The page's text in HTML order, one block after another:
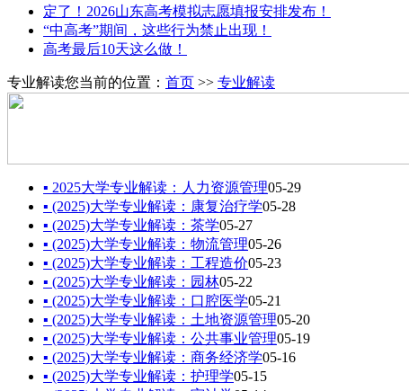
定了！2026山东高考模拟志愿填报安排发布！
“中高考”期间，这些行为禁止出现！
高考最后10天这么做！
专业解读您当前的位置： 首页 >> 专业解读
▪ 2025大学专业解读：人力资源管理05-29
▪ (2025)大学专业解读：康复治疗学05-28
▪ (2025)大学专业解读：茶学05-27
▪ (2025)大学专业解读：物流管理05-26
▪ (2025)大学专业解读：工程造价05-23
▪ (2025)大学专业解读：园林05-22
▪ (2025)大学专业解读：口腔医学05-21
▪ (2025)大学专业解读：土地资源管理05-20
▪ (2025)大学专业解读：公共事业管理05-19
▪ (2025)大学专业解读：商务经济学05-16
▪ (2025)大学专业解读：护理学05-15